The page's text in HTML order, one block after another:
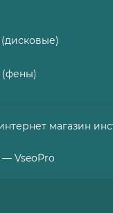
(фены)
магазин
VseoPro